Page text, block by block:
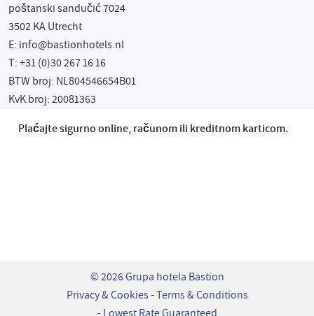
poštanski sandučić 7024
3502 KA Utrecht
E: info@bastionhotels.nl
T: +31 (0)30 267 16 16
BTW broj: NL804546654B01
KvK broj: 20081363
Plaćajte sigurno online, računom ili kreditnom karticom.
© 2026 Grupa hotela Bastion
Privacy & Cookies Terms & Conditions